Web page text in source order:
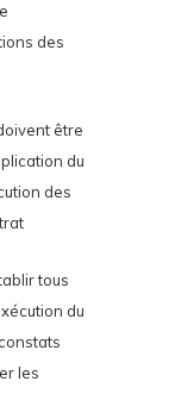
des
être
du
des
tous
du
les